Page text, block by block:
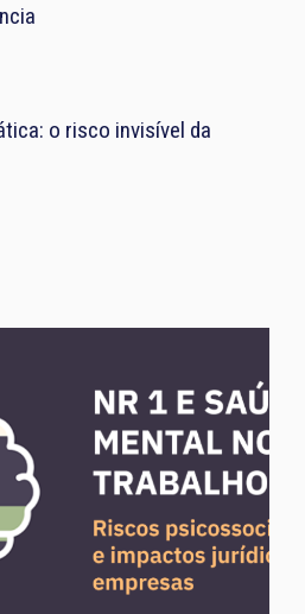
o risco invisível da